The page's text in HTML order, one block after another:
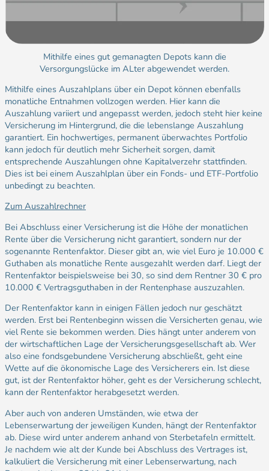
Mithilfe eines gut gemanagten Depots kann die
Versorgungslücke im ALter abgewendet werden.
Mithilfe eines Auszahlplans über ein Depot können ebenfalls
monatliche Entnahmen vollzogen werden. Hier kann die
Auszahlung variiert und angepasst werden, jedoch steht hier keine
Versicherung im Hintergrund, die die lebenslange Auszahlung
garantiert. Ein hochwertiges, permanent überwachtes Portfolio
kann jedoch für deutlich mehr Sicherheit sorgen, damit
entsprechende Auszahlungen ohne Kapitalverzehr stattfinden.
Dies ist bei einem Auszahlplan über ein Fonds- und ETF-Portfolio
unbedingt zu beachten.
Zum Auszahlrechner
Bei Abschluss einer Versicherung ist die Höhe der monatlichen
Rente über die Versicherung nicht garantiert, sondern nur der
sogenannte Rentenfaktor. Dieser gibt an, wie viel Euro je 10.000 €
Guthaben als monatliche Rente ausgezahlt werden darf. Liegt der
Rentenfaktor beispielsweise bei 30, so sind dem Rentner 30 € pro
10.000 € Vertragsguthaben in der Rentenphase auszuzahlen.
Der Rentenfaktor kann in einigen Fällen jedoch nur geschätzt
werden. Erst bei Rentenbeginn wissen die Versicherten genau, wie
viel Rente sie bekommen werden. Dies hängt unter anderem von
der wirtschaftlichen Lage der Versicherungsgesellschaft ab. Wer
also eine fondsgebundene Versicherung abschließt, geht eine
Wette auf die ökonomische Lage des Versicherers ein. Ist diese
gut, ist der Rentenfaktor höher, geht es der Versicherung schlecht,
kann der Rentenfaktor herabgesetzt werden.
Aber auch von anderen Umständen, wie etwa der
Lebenserwartung der jeweiligen Kunden, hängt der Rentenfaktor
ab. Diese wird unter anderem anhand von Sterbetafeln ermittelt.
Je nachdem wie alt der Kunde bei Abschluss des Vertrages ist,
kalkuliert die Versicherung mit einer Lebenserwartung, nach